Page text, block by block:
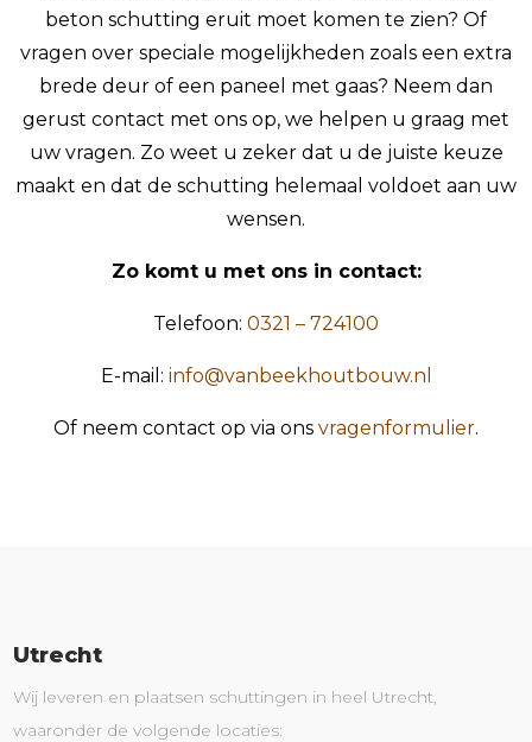
beton schutting eruit moet komen te zien? Of
vragen over speciale mogelijkheden zoals een extra
brede deur of een paneel met gaas? Neem dan
gerust contact met ons op, we helpen u graag met
uw vragen. Zo weet u zeker dat u de juiste keuze
maakt en dat de schutting helemaal voldoet aan uw
wensen.
Zo komt u met ons in contact:
Telefoon: 0321 – 724100
E-mail: info@vanbeekhoutbouw.nl
Of neem contact op via ons vragenformulier.
Utrecht
Wij leveren en plaatsen schuttingen in heel Utrecht,
waaronder de volgende locaties: